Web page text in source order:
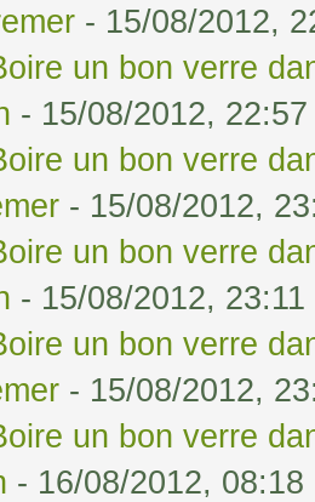
- 15/08/2012,
un bon verre
- 15/08/2012, 22:57
un bon verre
- 15/08/2012,
un bon verre
- 15/08/2012, 23:11
un bon verre
- 15/08/2012,
un bon verre
- 16/08/2012, 08:18